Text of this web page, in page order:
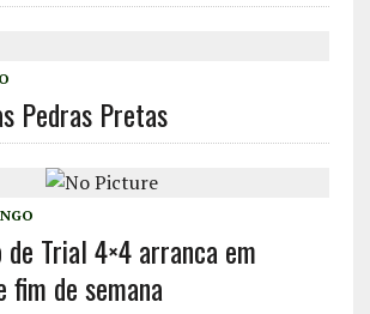
Pedras Pretas
de Trial 4×4 arranca em
fim de semana